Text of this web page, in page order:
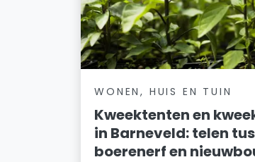
WONEN, HUIS EN TUIN
Kweektenten en
in Barneveld: telen
boerenerf en